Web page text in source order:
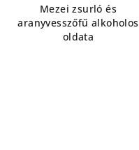
Mezei zsurló és
aranyvesszőfű alkoholos
oldata